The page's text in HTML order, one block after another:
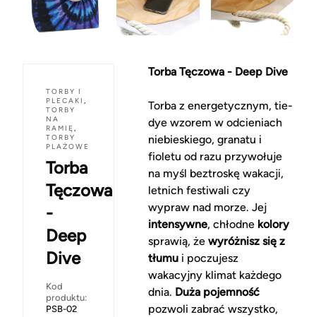
TORBY I
PLECAKI ,
TORBY
NA
RAMIĘ ,
TORBY
PLAŻOWE
Torba
Tęczowa
-
Deep
Dive
Kod
produktu:
PSB-02
Torba Tęczowa - Deep Dive
Torba z energetycznym, tie-
dye wzorem w odcieniach
niebieskiego, granatu i
fioletu od razu przywołuje
na myśl beztroskę wakacji,
letnich festiwali czy
wypraw nad morze. Jej
intensywne, chłodne kolory
sprawią, że wyróżnisz się z
tłumui poczujesz
wakacyjny klimat każdego
dnia. Duża pojemność
pozwoli zabrać wszystko,